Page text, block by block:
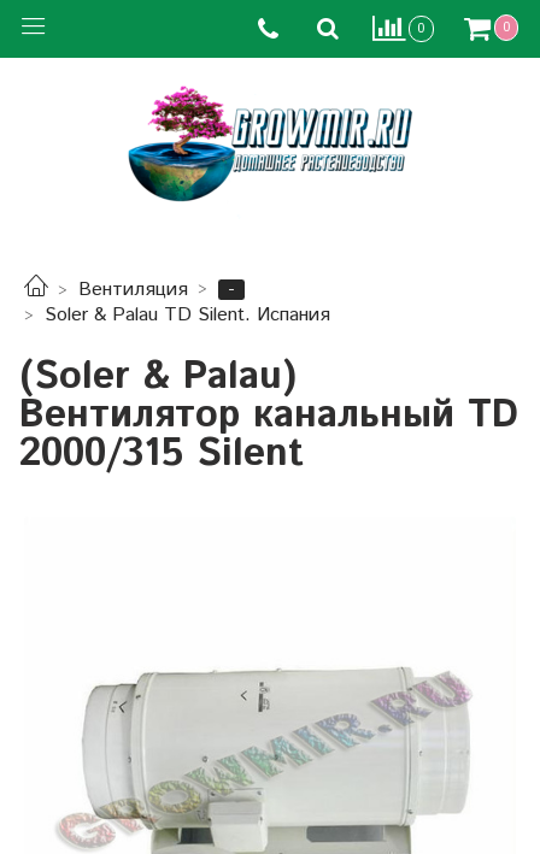
0 0
Вентиляция
-
Soler & Palau TD Silent. Испания
(Soler & Palau)
Вентилятор канальный TD
2000/315 Silent